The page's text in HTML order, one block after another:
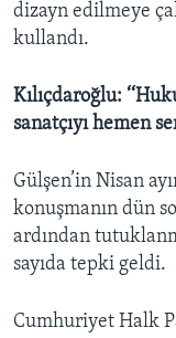
dizayn edilmeye
kullandı.
Kılıçdaroğlu:
sanatçıyı hemen
Gülşen’in Nisan
konuşmanın dün
ardından
sayıda tepki geldi.
Cumhuriyet Halk